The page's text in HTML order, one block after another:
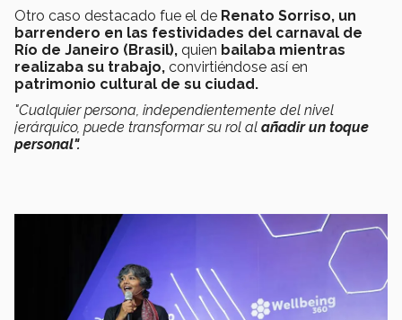
Otro caso destacado fue el de Renato Sorriso, un
barrendero en las festividades del carnaval de
Río de Janeiro (Brasil), quien bailaba mientras
realizaba su trabajo, convirtiéndose así en
patrimonio cultural de su ciudad.
"Cualquier persona, independientemente del nivel
jerárquico, puede transformar su rol al añadir un toque
personal"​.